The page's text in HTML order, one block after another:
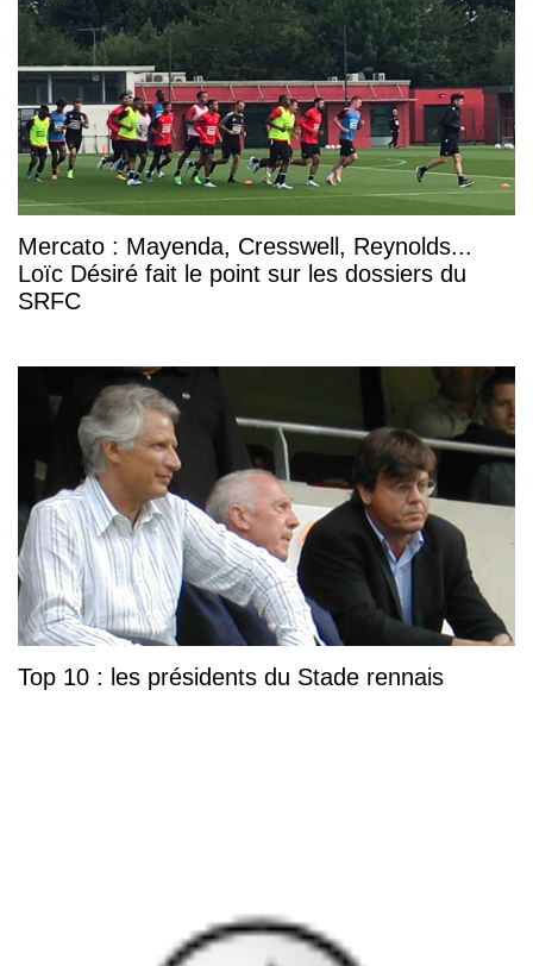
Mercato : Mayenda, Cresswell, Reynolds...
Loïc Désiré fait le point sur les dossiers du
SRFC
Top 10 : les présidents du Stade rennais